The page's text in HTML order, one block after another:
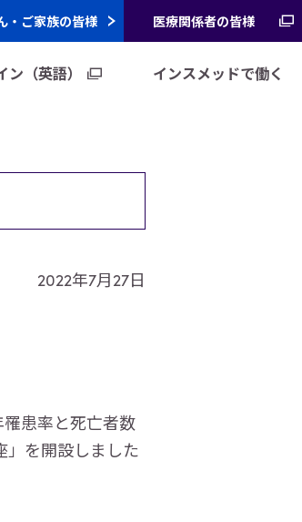
・ご家族の皆様 医療関係者の皆様 （
（英語） （新規ウィンドウで開きます）
インスメッドで働く
2022年7月27日
患率と死亡者数
」を開設しました